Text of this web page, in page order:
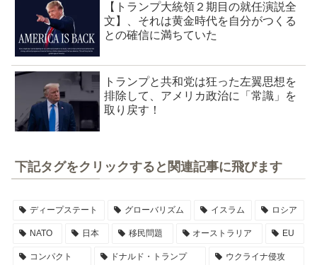
【トランプ大統領２期目の就任演説全
文】、それは黄金時代を自分がつくる
との確信に満ちていた
トランプと共和党は狂った左翼思想を
排除して、アメリカ政治に「常識」を
取り戻す！
下記タグをクリックすると関連記事に飛びます
ディープステート グローバリズム イスラム ロシア
NATO 日本 移民問題 オーストラリア EU
コンパクト ドナルド・トランプ ウクライナ侵攻